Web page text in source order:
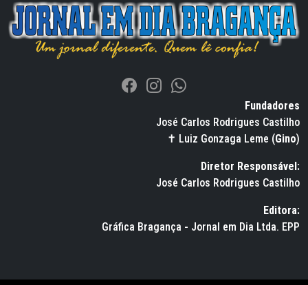
Fundadores
José Carlos Rodrigues Castilho
✝ Luiz Gonzaga Leme (Gino)
Diretor Responsável:
José Carlos Rodrigues Castilho
Editora:
Gráfica Bragança - Jornal em Dia Ltda. EPP